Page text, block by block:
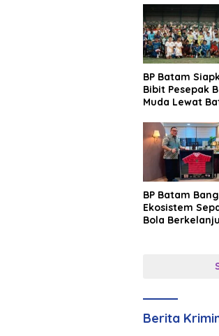
BP Batam
Bibit Pesepak
Muda Lewat
Grassroot
Festival 2026
BP Batam
Ekosistem
Bola
Berita